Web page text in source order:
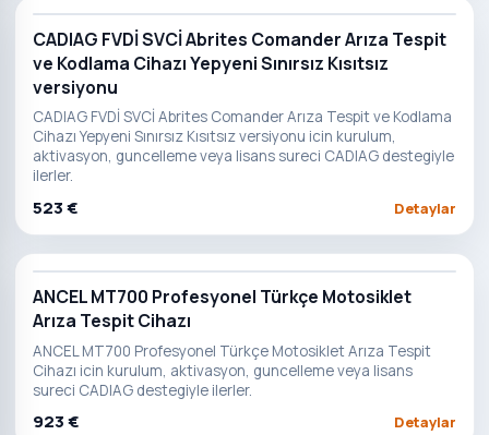
CADIAG FVDİ SVCİ Abrites Comander Arıza Tespit
ve Kodlama Cihazı Yepyeni Sınırsız Kısıtsız
versiyonu
CADIAG FVDİ SVCİ Abrites Comander Arıza Tespit ve Kodlama
Cihazı Yepyeni Sınırsız Kısıtsız versiyonu icin kurulum,
aktivasyon, guncelleme veya lisans sureci CADIAG destegiyle
ilerler.
523 € Detaylar
ANCEL MT700 Profesyonel Türkçe Motosiklet
Arıza Tespit Cihazı
ANCEL MT700 Profesyonel Türkçe Motosiklet Arıza Tespit
Cihazı icin kurulum, aktivasyon, guncelleme veya lisans
sureci CADIAG destegiyle ilerler.
923 € Detaylar